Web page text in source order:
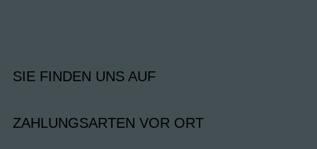
SIE FINDEN UNS AUF
ZAHLUNGSARTEN VOR ORT